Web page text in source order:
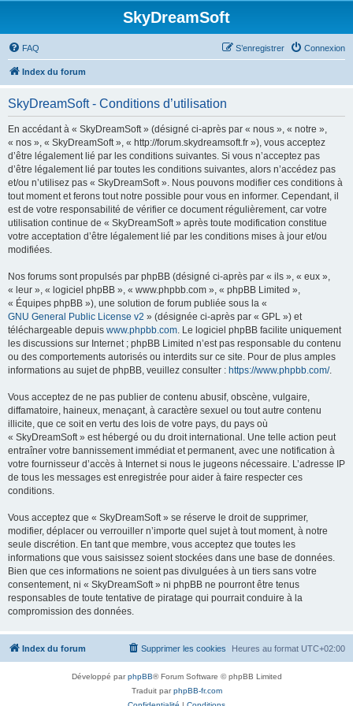
SkyDreamSoft
FAQ Connexion
S’enregistrer
Index du forum
SkyDreamSoft - Conditions d’utilisation
En accédant à « SkyDreamSoft » (désigné ci-après par « nous », « notre »,
« nos », « SkyDreamSoft », « http://forum.skydreamsoft.fr »), vous acceptez
d’être légalement lié par les conditions suivantes. Si vous n’acceptez pas
d’être légalement lié par toutes les conditions suivantes, alors n’accédez pas
et/ou n’utilisez pas « SkyDreamSoft ». Nous pouvons modifier ces conditions à
tout moment et ferons tout notre possible pour vous en informer. Cependant, il
est de votre responsabilité de vérifier ce document régulièrement, car votre
utilisation continue de « SkyDreamSoft » après toute modification constitue
votre acceptation d’être légalement lié par les conditions mises à jour et/ou
modifiées.
Nos forums sont propulsés par phpBB (désigné ci-après par « ils », « eux »,
« leur », « logiciel phpBB », « www.phpbb.com », « phpBB Limited »,
« Équipes phpBB »), une solution de forum publiée sous la «
GNU General Public License v2 » (désignée ci-après par « GPL ») et
téléchargeable depuis www.phpbb.com. Le logiciel phpBB facilite uniquement
les discussions sur Internet ; phpBB Limited n’est pas responsable du contenu
ou des comportements autorisés ou interdits sur ce site. Pour de plus amples
informations au sujet de phpBB, veuillez consulter : https://www.phpbb.com/.
Vous acceptez de ne pas publier de contenu abusif, obscène, vulgaire,
diffamatoire, haineux, menaçant, à caractère sexuel ou tout autre contenu
illicite, que ce soit en vertu des lois de votre pays, du pays où
« SkyDreamSoft » est hébergé ou du droit international. Une telle action peut
entraîner votre bannissement immédiat et permanent, avec une notification à
votre fournisseur d’accès à Internet si nous le jugeons nécessaire. L’adresse IP
de tous les messages est enregistrée pour aider à faire respecter ces
conditions.
Vous acceptez que « SkyDreamSoft » se réserve le droit de supprimer,
modifier, déplacer ou verrouiller n’importe quel sujet à tout moment, à notre
seule discrétion. En tant que membre, vous acceptez que toutes les
informations que vous saisissez soient stockées dans une base de données.
Bien que ces informations ne soient pas divulguées à un tiers sans votre
consentement, ni « SkyDreamSoft » ni phpBB ne pourront être tenus
responsables de toute tentative de piratage qui pourrait conduire à la
compromission des données.
Index du forum Heures au format UTC+02:00
Supprimer les cookies
Développé parphpBB® Forum Software © phpBB Limited
Traduit parphpBB-fr.com